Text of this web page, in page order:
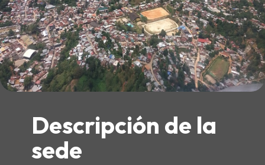
Descripción de la
sede